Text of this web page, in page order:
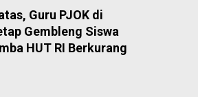
mulai dari pembuatan roti dan kue
kejuruan lainnya yang bebas dipilih
sesuai bakat dan minat masing-
Kehadiran program ini disambut hangat
Salah satunya Juhairiyah, peserta
Guru PJOK di
Gembleng Siswa
HUT RI Berkurang